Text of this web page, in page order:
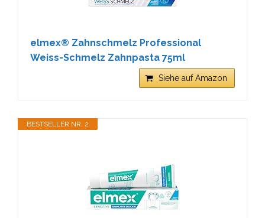
elmex® Zahnschmelz Professional
Weiss-Schmelz Zahnpasta 75ml
Siehe auf Amazon
BESTSELLER NR. 2